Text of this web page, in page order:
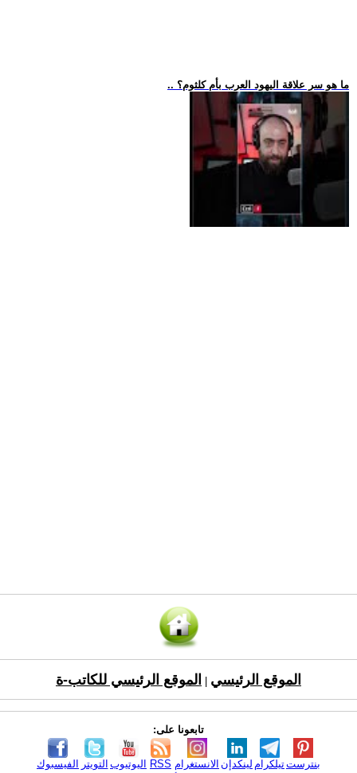
.. ما هو سر علاقة اليهود العرب بأم كلثوم؟
الموقع الرئيسي الموقع الرئيسي للكاتب-ة
تابعونا على:
الفيسبوك التويتر اليوتيوب RSS الانستغرام لينكدإن تيلكرامبنترست